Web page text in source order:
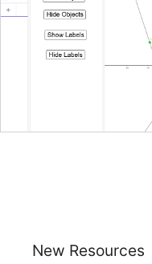
New Resources